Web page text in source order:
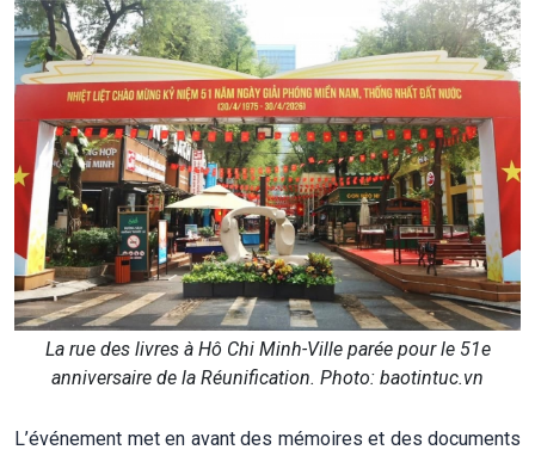
La rue des livres à Hô Chi Minh-Ville parée pour le 51e
anniversaire de la Réunification. Photo: baotintuc.vn
L’événement met en avant des mémoires et des documents